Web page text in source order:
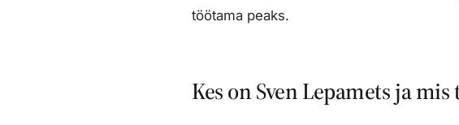
töötama peaks.
Kes on Sven Lepamets ja mis